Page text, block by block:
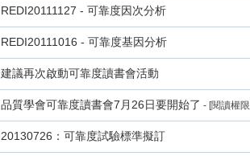
REDI20111127 - 可靠度因次分析
REDI20111016 - 可靠度基因分析
建議再次啟動可靠度讀書會活動
品質學會可靠度讀書會7月26日要開始了 - [閱讀權限
20130726：可靠度試驗標準擬訂